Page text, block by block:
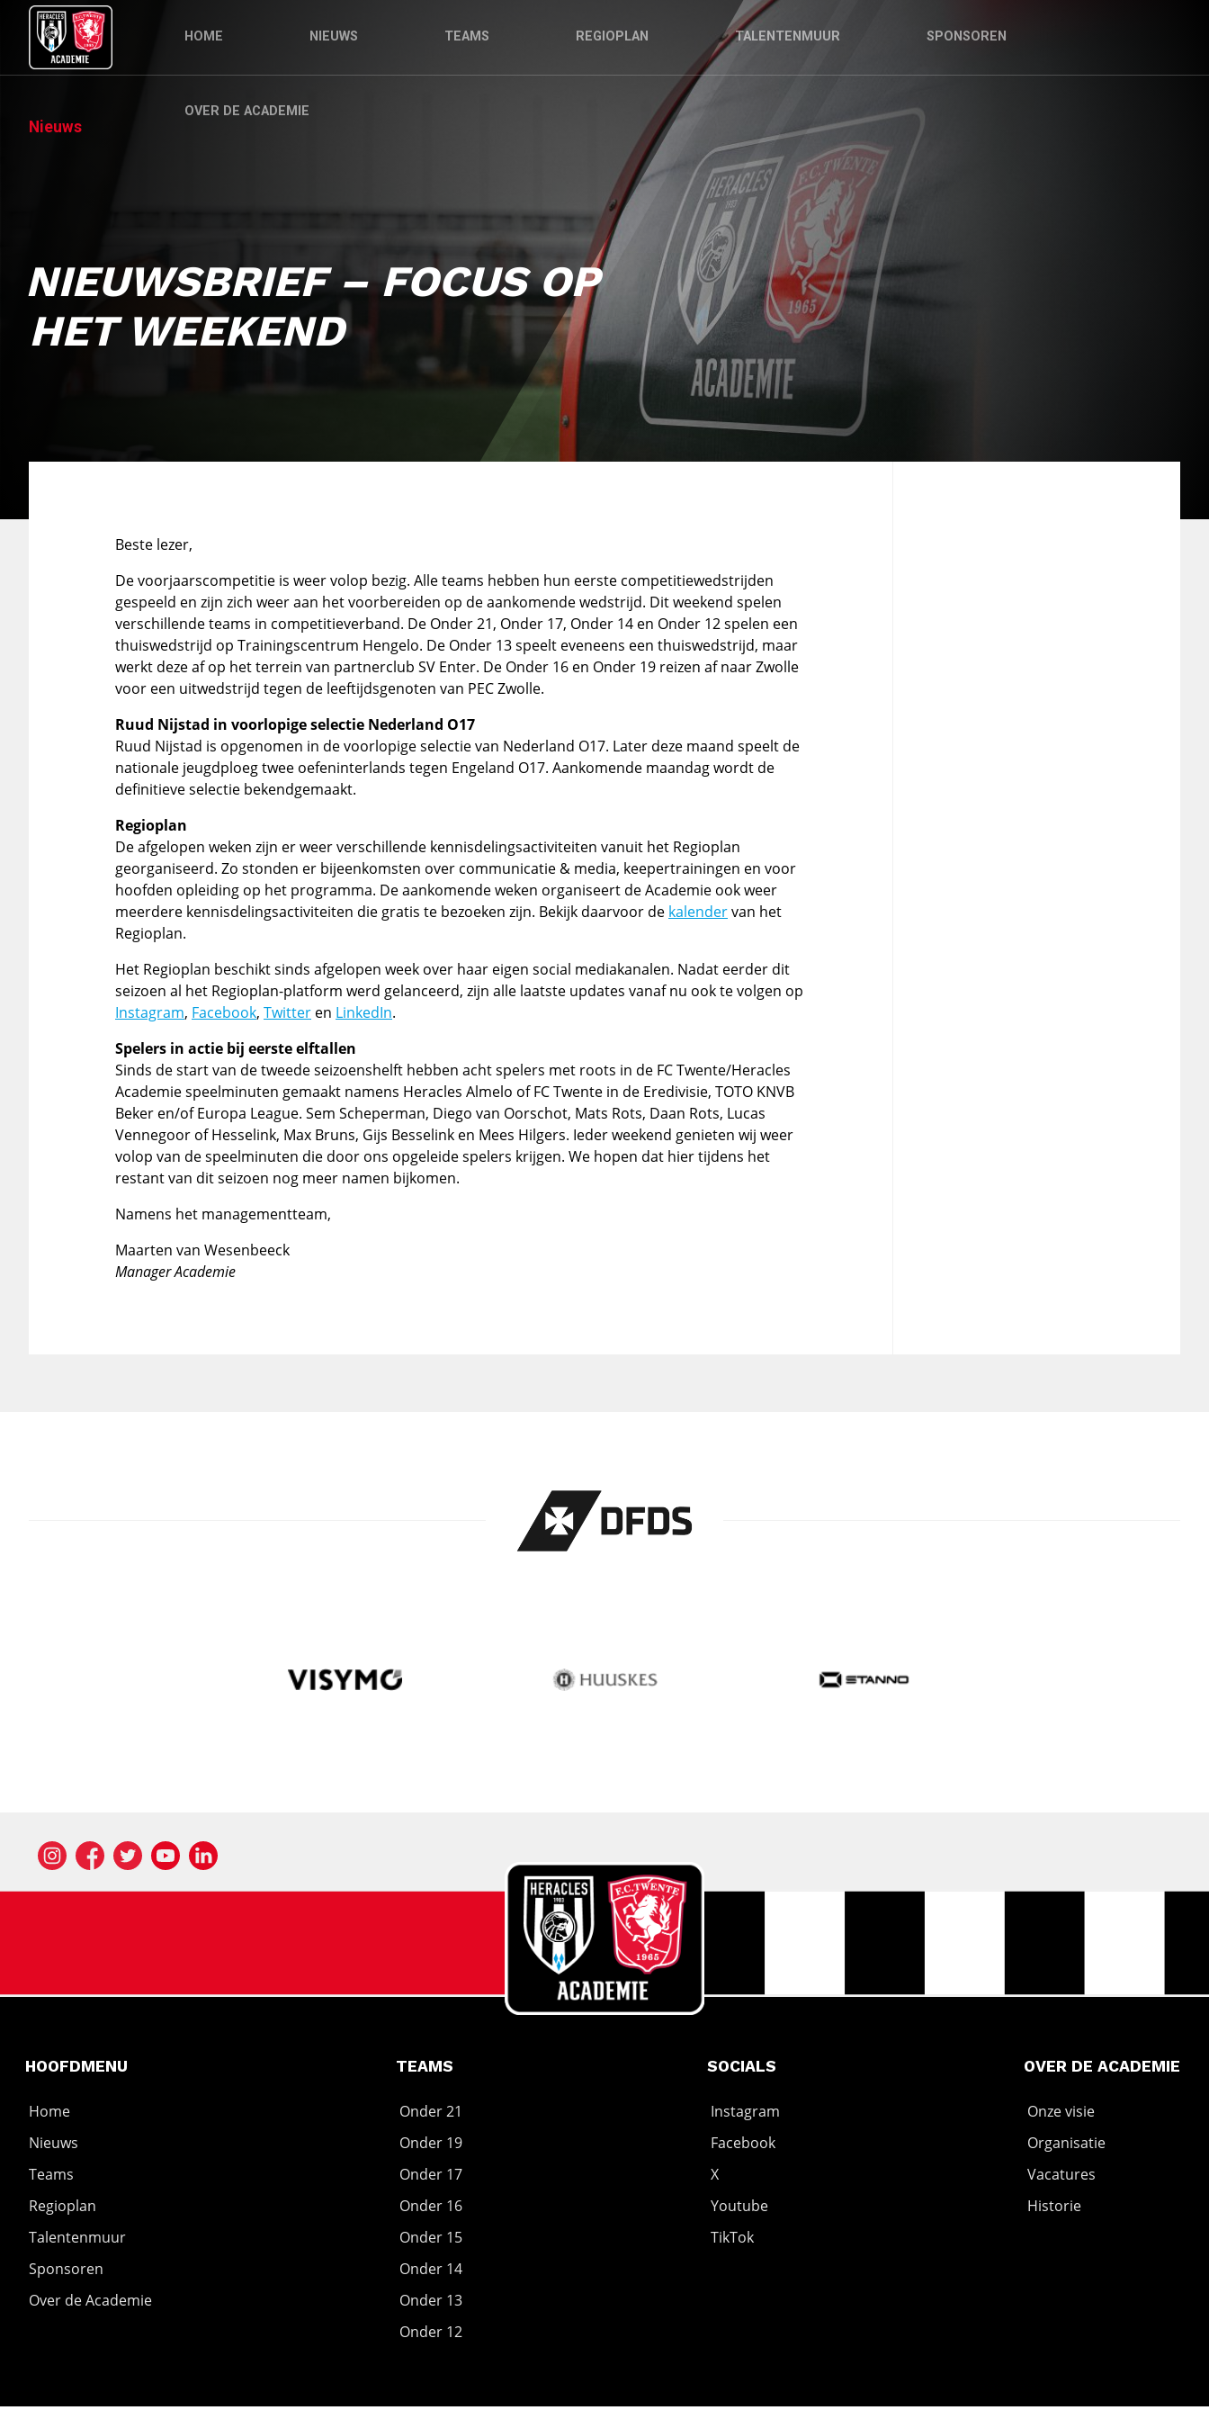
HOME NIEUWS TEAMS REGIOPLAN TALENTENMUUR SPONSOREN
OVER DE ACADEMIE
Nieuws
NIEUWSBRIEF – FOCUS OP
HET WEEKEND
Beste lezer,
De voorjaarscompetitie is weer volop bezig. Alle teams hebben hun eerste competitiewedstrijden
gespeeld en zijn zich weer aan het voorbereiden op de aankomende wedstrijd. Dit weekend spelen
verschillende teams in competitieverband. De Onder 21, Onder 17, Onder 14 en Onder 12 spelen een
thuiswedstrijd op Trainingscentrum Hengelo. De Onder 13 speelt eveneens een thuiswedstrijd, maar
werkt deze af op het terrein van partnerclub SV Enter. De Onder 16 en Onder 19 reizen af naar Zwolle
voor een uitwedstrijd tegen de leeftijdsgenoten van PEC Zwolle.
Ruud Nijstad in voorlopige selectie Nederland O17
Ruud Nijstad is opgenomen in de voorlopige selectie van Nederland O17. Later deze maand speelt de
nationale jeugdploeg twee oefeninterlands tegen Engeland O17. Aankomende maandag wordt de
definitieve selectie bekendgemaakt.
Regioplan
De afgelopen weken zijn er weer verschillende kennisdelingsactiviteiten vanuit het Regioplan
georganiseerd. Zo stonden er bijeenkomsten over communicatie & media, keepertrainingen en voor
hoofden opleiding op het programma. De aankomende weken organiseert de Academie ook weer
meerdere kennisdelingsactiviteiten die gratis te bezoeken zijn. Bekijk daarvoor de kalendervan het
Regioplan.
Het Regioplan beschikt sinds afgelopen week over haar eigen social mediakanalen. Nadat eerder dit
seizoen al het Regioplan-platform werd gelanceerd, zijn alle laatste updates vanaf nu ook te volgen op
Instagram, Facebook, Twitter en LinkedIn.
Spelers in actie bij eerste elftallen
Sinds de start van de tweede seizoenshelft hebben acht spelers met roots in de FC Twente/Heracles
Academie speelminuten gemaakt namens Heracles Almelo of FC Twente in de Eredivisie, TOTO KNVB
Beker en/of Europa League. Sem Scheperman, Diego van Oorschot, Mats Rots, Daan Rots, Lucas
Vennegoor of Hesselink, Max Bruns, Gijs Besselink en Mees Hilgers. Ieder weekend genieten wij weer
volop van de speelminuten die door ons opgeleide spelers krijgen. We hopen dat hier tijdens het
restant van dit seizoen nog meer namen bijkomen.
Namens het managementteam,
Maarten van Wesenbeeck
Manager Academie
HOOFDMENU
Home
Nieuws
Teams
Regioplan
Talentenmuur
Sponsoren
Over de Academie
TEAMS
Onder 21
Onder 19
Onder 17
Onder 16
Onder 15
Onder 14
Onder 13
Onder 12
SOCIALS
Instagram
Facebook
X
Youtube
TikTok
OVER DE ACADEMIE
Onze visie
Organisatie
Vacatures
Historie